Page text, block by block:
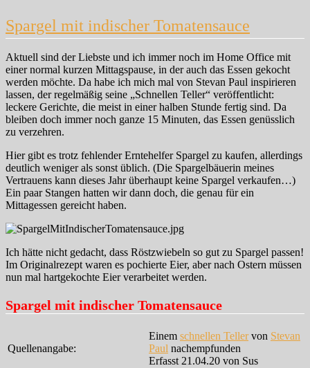
Spargel mit indischer Tomatensauce
Aktuell sind der Liebste und ich immer noch im Home Office mit
einer normal kurzen Mittagspause, in der auch das Essen gekocht
werden möchte. Da habe ich mich mal von Stevan Paul inspirieren
lassen, der regelmäßig seine „Schnellen Teller“ veröffentlicht:
leckere Gerichte, die meist in einer halben Stunde fertig sind. Da
bleiben doch immer noch ganze 15 Minuten, das Essen genüsslich
zu verzehren.
Hier gibt es trotz fehlender Erntehelfer Spargel zu kaufen, allerdings
deutlich weniger als sonst üblich. (Die Spargelbäuerin meines
Vertrauens kann dieses Jahr überhaupt keine Spargel verkaufen…)
Ein paar Stangen hatten wir dann doch, die genau für ein
Mittagessen gereicht haben.
Ich hätte nicht gedacht, dass Röstzwiebeln so gut zu Spargel passen!
Im Originalrezept waren es pochierte Eier, aber nach Ostern müssen
nun mal hartgekochte Eier verarbeitet werden.
Spargel mit indischer Tomatensauce
Quellenangabe:
Einem schnellen Tellervon Stevan
Paul nachempfunden
Erfasst 21.04.20 von Sus